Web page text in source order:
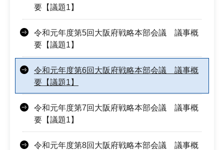
要【議題1】
令和元年度第5回大阪府戦略本部会議 議事概
要【議題1】
令和元年度第6回大阪府戦略本部会議 議事概
要【議題1】
令和元年度第7回大阪府戦略本部会議 議事概
要【議題1】
令和元年度第8回大阪府戦略本部会議 議事概